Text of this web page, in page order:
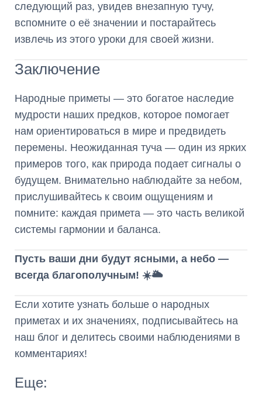
следующий раз, увидев внезапную тучу,
вспомните о её значении и постарайтесь
извлечь из этого уроки для своей жизни.
Заключение
Народные приметы — это богатое наследие
мудрости наших предков, которое помогает
нам ориентироваться в мире и предвидеть
перемены. Неожиданная туча — один из ярких
примеров того, как природа подает сигналы о
будущем. Внимательно наблюдайте за небом,
прислушивайтесь к своим ощущениям и
помните: каждая примета — это часть великой
системы гармонии и баланса.
Пусть ваши дни будут ясными, а небо —
всегда благополучным! ☀️🌥️
Если хотите узнать больше о народных
приметах и их значениях, подписывайтесь на
наш блог и делитесь своими наблюдениями в
комментариях!
Еще: